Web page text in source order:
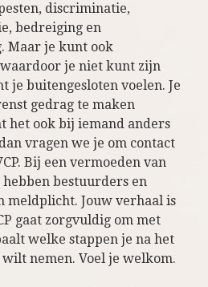
discriminatie,
bedreiging en
Maar je kunt ook
je niet kunt zijn
je buitengesloten voelen. Je
gedrag te maken
het ook bij iemand anders
vragen we je om contact
Bij een vermoeden van
bestuurders en
meldplicht. Jouw verhaal is
gaat zorgvuldig om met
welke stappen je na het
wilt nemen. Voel je welkom.